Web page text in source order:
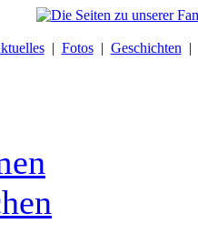
| Fotos| Geschichten |